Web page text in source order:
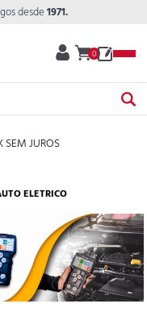
desde 1971.
0
SEM JUROS
ELETRICO